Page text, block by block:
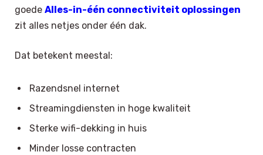
goede Alles-in-één connectiviteit oplossingen
zit alles netjes onder één dak.
Dat betekent meestal:
Razendsnel internet
Streamingdiensten in hoge kwaliteit
Sterke wifi-dekking in huis
Minder losse contracten